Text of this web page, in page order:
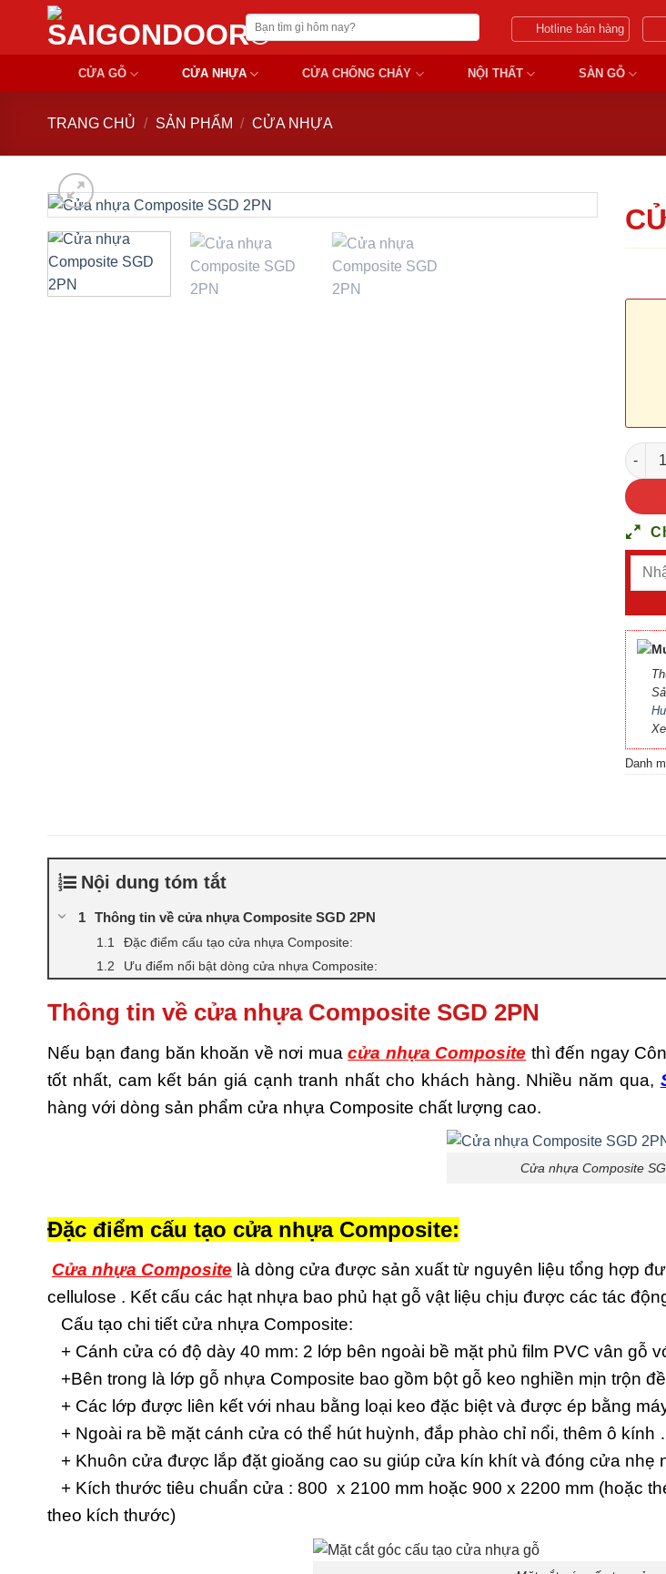
Chuyển
nội
Tìm
kiếm:
Hotline bán hàng
CỬA GỖ CỬA NHỰA CỬA CHỐNG CHÁY NỘI THẤT SÀN GỖ
TRANG CHỦ / SẢN PHẨM / CỬA NHỰA
CỬA
Danh
Nội dung tóm tắt
Thông tin về cửa nhựa Composite SGD 2PN
Đặc điểm cấu tạo cửa nhựa Composite:
Ưu điểm nổi bật dòng cửa nhựa Composite:
Thông tin về cửa nhựa Composite SGD 2PN
Nếu bạn đang băn khoăn về nơi muacửa nhựa Composite thì đến ngay
tốt nhất, cam kết bán giá cạnh tranh nhất cho khách hàng. Nhiều năm qua,
hàng với dòng sản phẩm cửa nhựa Composite chất lượng cao.
Cửa nhựa Composite
Đặc điểm cấu tạo cửa nhựa Composite:
Cửa nhựa Composite là dòng cửa được sản xuất từ nguyên liệu tổng hợp
cellulose . Kết cấu các hạt nhựa bao phủ hạt gỗ vật liệu chịu được các tác
Cấu tạo chi tiết cửa nhựa Composite:
+ Cánh cửa có độ dày 40 mm: 2 lớp bên ngoài bề mặt phủ film PVC vân gỗ
+Bên trong là lớp gỗ nhựa Composite bao gồm bột gỗ keo nghiền mịn trộn
+ Các lớp được liên kết với nhau bằng loại keo đặc biệt và được ép bằng
+ Ngoài ra bề mặt cánh cửa có thể hút huỳnh, đắp phào chỉ nổi, thêm ô
+ Khuôn cửa được lắp đặt gioăng cao su giúp cửa kín khít và đóng cửa nhẹ
+ Kích thước tiêu chuẩn cửa : 800 x 2100 mm hoặc 900 x 2200 mm (hoặc
theo kích thước)